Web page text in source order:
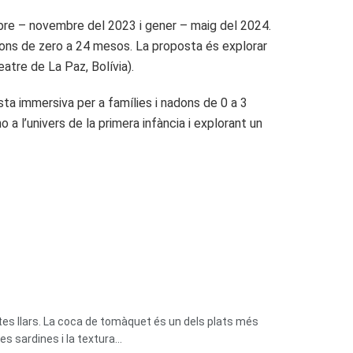
– novembre del 2023 i gener – maig del 2024.
de zero a 24 mesos. La proposta és explorar
de La Paz, Bolívia).
immersiva per a famílies i nadons de 0 a 3
l’univers de la primera infància i explorant un
llars. La coca de tomàquet és un dels plats més
sardines i la textura...